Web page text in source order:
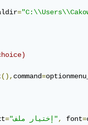
=
(), command=
= "إختيار ملف", font=